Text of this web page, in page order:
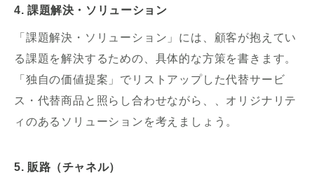
4. 課題解決・ソリューション
「課題解決・ソリューション」には、顧客が抱えてい
る課題を解決するための、具体的な方策を書きます。
「独自の価値提案」でリストアップした代替サービ
ス・代替商品と照らし合わせながら、、オリジナリテ
ィのあるソリューションを考えましょう。
5. 販路（チャネル）